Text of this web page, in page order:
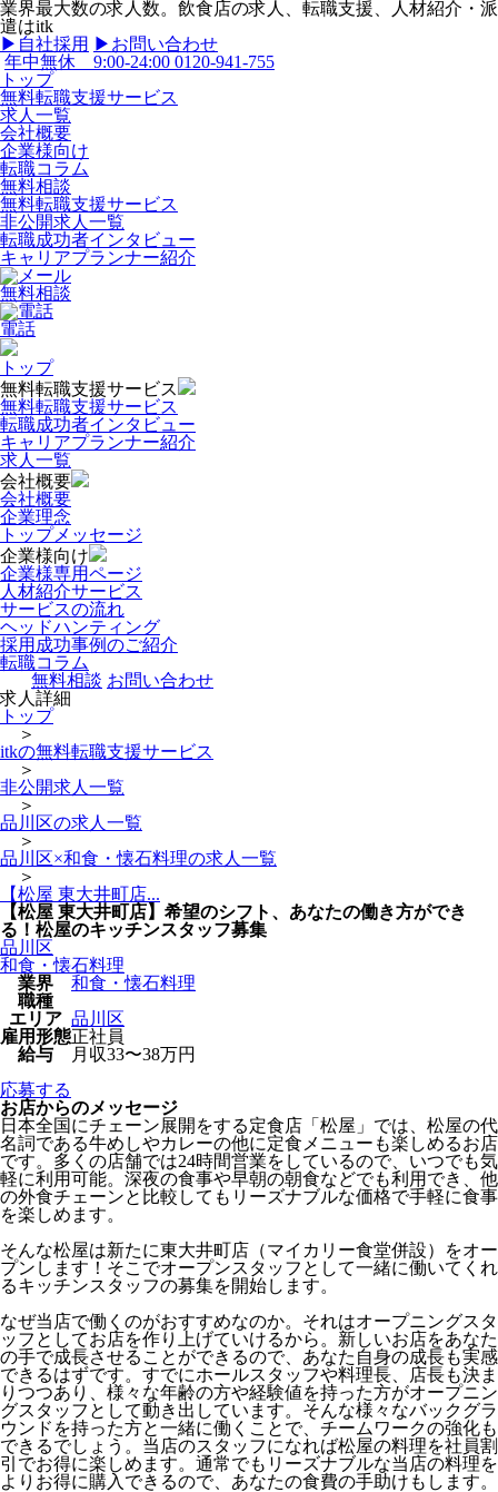
業界最大数の求人数。飲食店の求人、転職支援、人材紹介・派
遣はitk
▶︎自社採用 ▶︎お問い合わせ
年中無休 9:00-24:00 0120-941-755
トップ
無料転職支援サービス
求人一覧
会社概要
企業様向け
転職コラム
無料相談
無料転職支援サービス
非公開求人一覧
転職成功者インタビュー
キャリアプランナー紹介
無料相談
電話
トップ
無料転職支援サービス
無料転職支援サービス
転職成功者インタビュー
キャリアプランナー紹介
求人一覧
会社概要
会社概要
企業理念
トップメッセージ
企業様向け
企業様専用ページ
人材紹介サービス
サービスの流れ
ヘッドハンティング
採用成功事例のご紹介
転職コラム
無料相談 お問い合わせ
求人詳細
トップ
＞
itkの無料転職支援サービス
＞
非公開求人一覧
＞
品川区の求人一覧
＞
品川区×和食・懐石料理の求人一覧
＞
【松屋 東大井町店...
【松屋 東大井町店】希望のシフト、あなたの働き方ができ
る！松屋のキッチンスタッフ募集
品川区
和食・懐石料理
業界
和食・懐石料理
職種
エリア 品川区
雇用形態正社員
給与
月収33〜38万円
応募する
お店からのメッセージ
日本全国にチェーン展開をする定食店「松屋」では、松屋の代
名詞である牛めしやカレーの他に定食メニューも楽しめるお店
です。多くの店舗では24時間営業をしているので、いつでも気
軽に利用可能。深夜の食事や早朝の朝食などでも利用でき、他
の外食チェーンと比較してもリーズナブルな価格で手軽に食事
を楽しめます。
そんな松屋は新たに東大井町店（マイカリー食堂併設）をオー
プンします！そこでオープンスタッフとして一緒に働いてくれ
るキッチンスタッフの募集を開始します。
なぜ当店で働くのがおすすめなのか。それはオープニングスタ
ッフとしてお店を作り上げていけるから。新しいお店をあなた
の手で成長させることができるので、あなた自身の成長も実感
できるはずです。すでにホールスタッフや料理長、店長も決ま
りつつあり、様々な年齢の方や経験値を持った方がオープニン
グスタッフとして動き出しています。そんな様々なバックグラ
ウンドを持った方と一緒に働くことで、チームワークの強化も
できるでしょう。当店のスタッフになれば松屋の料理を社員割
引でお得に楽しめます。通常でもリーズナブルな当店の料理を
よりお得に購入できるので、あなたの食費の手助けもします。